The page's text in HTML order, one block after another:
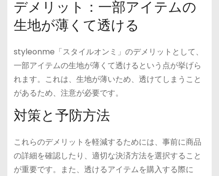
デメリット：一部アイテムの
生地が薄くて透ける
styleonme「スタイルオンミ」のデメリットとして、
一部アイテムの生地が薄くて透けるという点が挙げら
れます。これは、生地が薄いため、透けてしまうこと
があるため、注意が必要です。
対策と予防方法
これらのデメリットを軽減するためには、事前に商品
の詳細を確認したり、適切な決済方法を選択すること
が重要です。また、透けるアイテムを購入する際に